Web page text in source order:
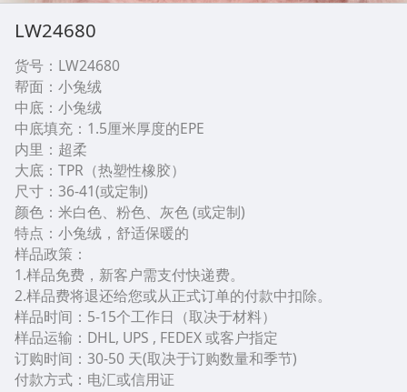
LW24680
货号：LW24680
帮面：小兔绒
中底：小兔绒
中底填充：1.5厘米厚度的EPE
内里：超柔
大底：TPR（热塑性橡胶）
尺寸：36-41(或定制)
颜色：米白色、粉色、灰色 (或定制)
特点：小兔绒，舒适保暖的
样品政策：
1.样品免费，新客户需支付快递费。
2.样品费将退还给您或从正式订单的付款中扣除。
样品时间：5-15个工作日（取决于材料）
样品运输：DHL, UPS , FEDEX 或客户指定
订购时间：30-50 天(取决于订购数量和季节)
付款方式：电汇或信用证